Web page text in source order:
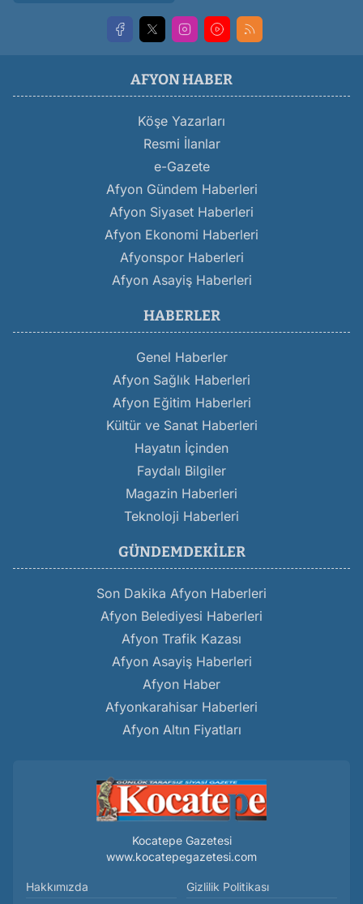
AFYON HABER
Köşe Yazarları
Resmi İlanlar
e-Gazete
Afyon Gündem Haberleri
Afyon Siyaset Haberleri
Afyon Ekonomi Haberleri
Afyonspor Haberleri
Afyon Asayiş Haberleri
HABERLER
Genel Haberler
Afyon Sağlık Haberleri
Afyon Eğitim Haberleri
Kültür ve Sanat Haberleri
Hayatın İçinden
Faydalı Bilgiler
Magazin Haberleri
Teknoloji Haberleri
GÜNDEMDEKILER
Son Dakika Afyon Haberleri
Afyon Belediyesi Haberleri
Afyon Trafik Kazası
Afyon Asayiş Haberleri
Afyon Haber
Afyonkarahisar Haberleri
Afyon Altın Fiyatları
Kocatepe Gazetesi
www.kocatepegazetesi.com
Hakkımızda
Gizlilik Politikası